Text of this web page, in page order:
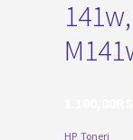
HP, Toneri